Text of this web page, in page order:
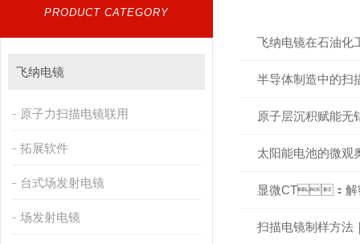
PRODUCT CATEGORY
飞纳电镜
原子力扫描电镜联用
拓展软件
台式场发射电镜
场发射电镜
飞纳电镜在石油化
半导体制造中的扫
原子层沉积赋能无
太阳能电池的微观奥
显微CT：解
扫描电镜制样方法